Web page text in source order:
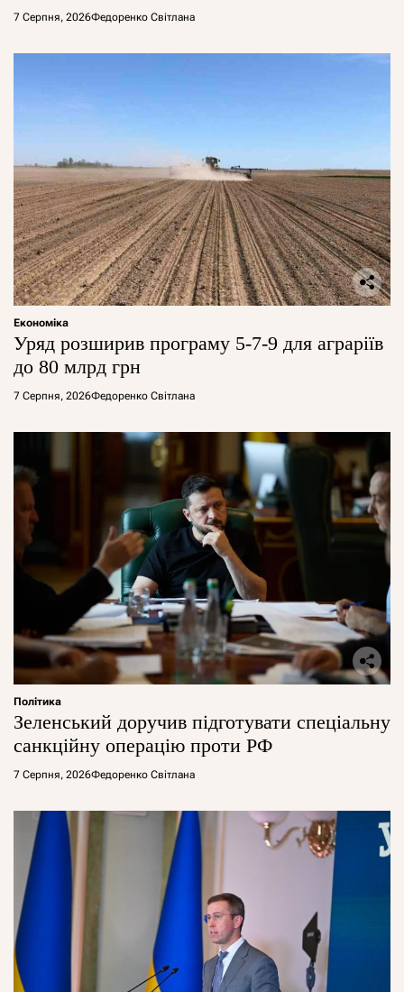
7 Серпня, 2026Федоренко Світлана
Економіка
Уряд розширив програму 5-7-9 для аграріїв
до 80 млрд грн
7 Серпня, 2026Федоренко Світлана
Політика
Зеленський доручив підготувати спеціальну
санкційну операцію проти РФ
7 Серпня, 2026Федоренко Світлана